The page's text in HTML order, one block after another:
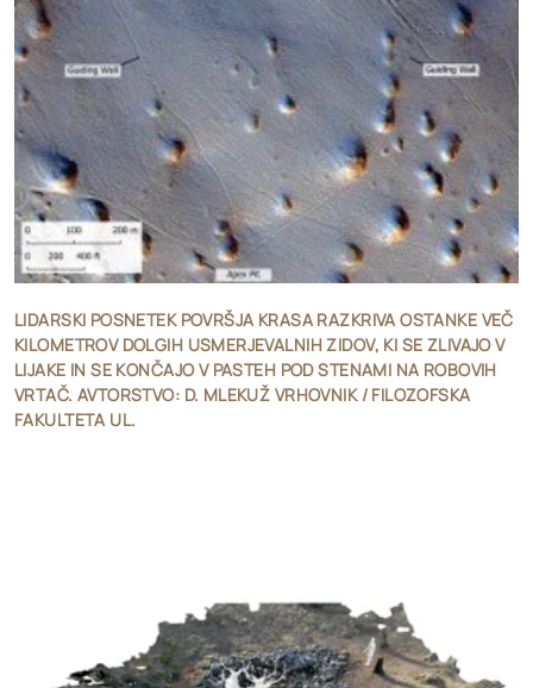
LIDARSKI POSNETEK POVRŠJA KRASA RAZKRIVA OSTANKE VEČ
KILOMETROV DOLGIH USMERJEVALNIH ZIDOV, KI SE ZLIVAJO V
LIJAKE IN SE KONČAJO V PASTEH POD STENAMI NA ROBOVIH
VRTAČ. AVTORSTVO: D. MLEKUŽ VRHOVNIK / FILOZOFSKA
FAKULTETA UL.